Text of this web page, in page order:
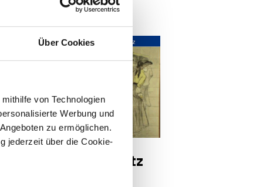
Über Cookies
von Technologien
Werbung und
zu ermöglichen.
jederzeit über die Cookie-
3 1920w
Trésor | Der Schatz